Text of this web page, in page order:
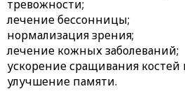
тревожности;
лечение бессонницы;
нормализация зрения;
лечение кожных заболеваний;
ускорение сращивания
улучшение памяти.